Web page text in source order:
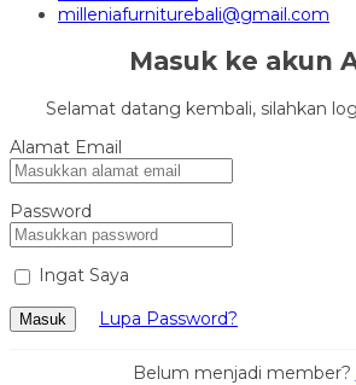
milleniafurniturebali@gmail.com
Masuk ke akun
Selamat datang kembali, silahkan
Alamat Email
Password
Ingat Saya
Masuk Lupa Password?
Belum menjadi member?